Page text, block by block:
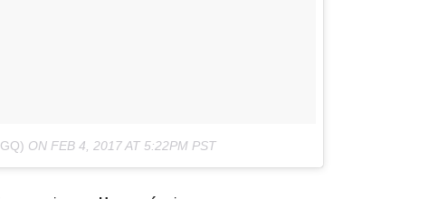
ON FEB 4, 2017 AT 5:22PM PST